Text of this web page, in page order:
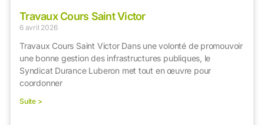
Travaux Cours Saint Victor
6 avril 2026
Travaux Cours Saint Victor Dans une volonté de promouvoir
une bonne gestion des infrastructures publiques, le
Syndicat Durance Luberon met tout en œuvre pour
coordonner
Suite >